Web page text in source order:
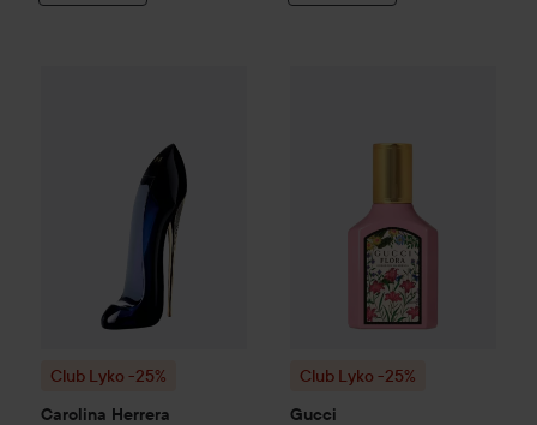
Club Lyko -25%
Carolina Herrera
Club Lyko -25%
Gucci